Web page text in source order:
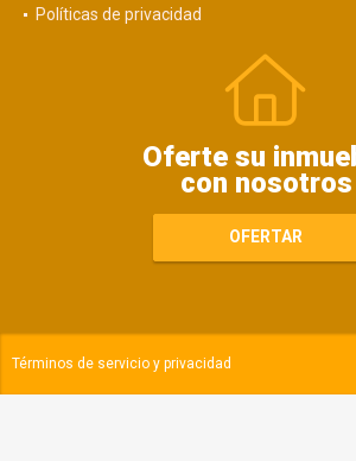
Políticas de privacidad
Oferte su
con nosotros
OFERTAR
Términos de servicio y privacidad